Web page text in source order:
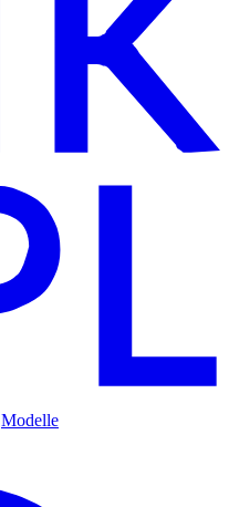
Modelle